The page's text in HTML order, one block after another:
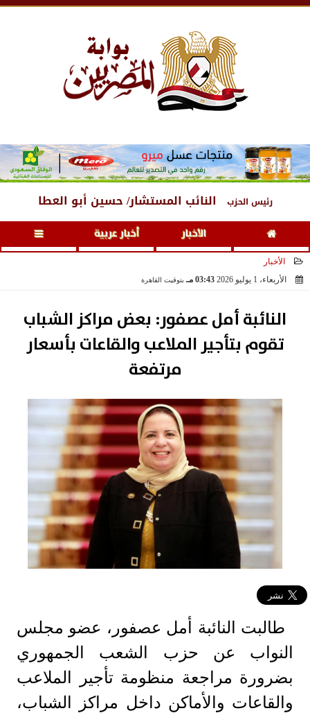
رئيس الحزب النائب المستشار/ حسين أبو العطا
الأخبار أخبار عربية
الأخبار
الأربعاء، 1 يوليو 2026
03:43 مـ بتوقيت القاهرة
النائبة أمل عصفور: بعض مراكز الشباب
تقوم بتأجير الملاعب والقاعات بأسعار
مرتفعة
طالبت النائبة أمل عصفور، عضو مجلس
النواب عن حزب الشعب الجمهوري
بضرورة مراجعة منظومة تأجير الملاعب
والقاعات والأماكن داخل مراكز الشباب،